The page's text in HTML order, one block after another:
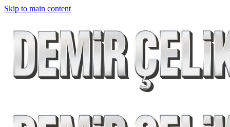
Skip to main content